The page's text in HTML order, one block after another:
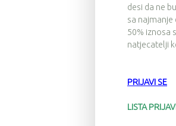
desi da ne
sa najmanje
50% iznosa
natjecatelji
PRIJAVI SE
LISTA